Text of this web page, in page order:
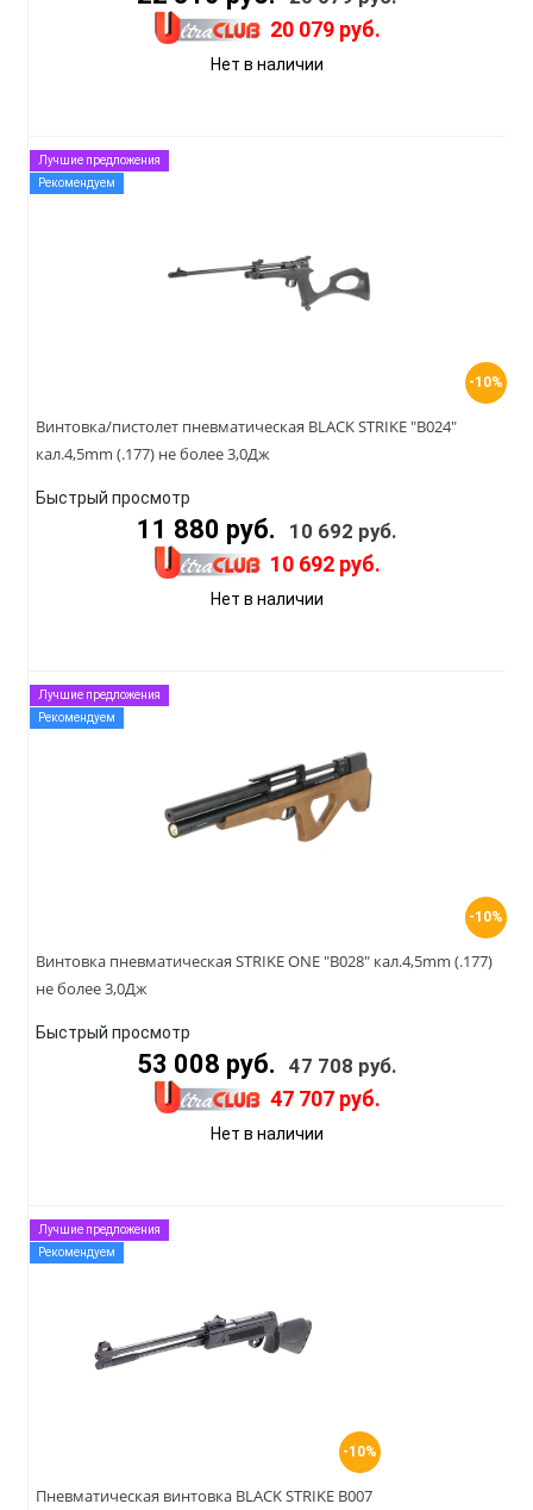
20 079 руб.
Нет в наличии
-10%
Лучшие предложения
Рекомендуем
Винтовка/пистолет пневматическая BLACK STRIKE "B024"
кал.4,5mm (.177) не более 3,0Дж
Быстрый просмотр
11 880 руб. 10 692 руб.
10 692 руб.
Нет в наличии
-10%
Лучшие предложения
Рекомендуем
Винтовка пневматическая STRIKE ONE "B028" кал.4,5mm (.177)
не более 3,0Дж
Быстрый просмотр
53 008 руб. 47 708 руб.
47 707 руб.
Нет в наличии
-10%
Лучшие предложения
Рекомендуем
Пневматическая винтовка BLACK STRIKE B007